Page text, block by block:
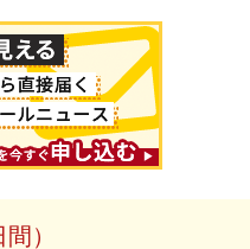
）